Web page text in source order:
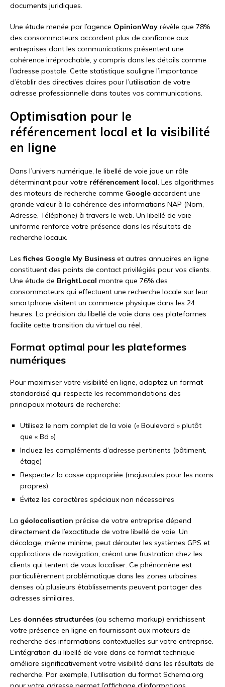
documents juridiques.
Une étude menée par l’agence OpinionWay révèle que 78%
des consommateurs accordent plus de confiance aux
entreprises dont les communications présentent une
cohérence irréprochable, y compris dans les détails comme
l’adresse postale. Cette statistique souligne l’importance
d’établir des directives claires pour l’utilisation de votre
adresse professionnelle dans toutes vos communications.
Optimisation pour le
référencement local et la visibilité
en ligne
Dans l’univers numérique, le libellé de voie joue un rôle
déterminant pour votre référencement local. Les algorithmes
des moteurs de recherche comme Google accordent une
grande valeur à la cohérence des informations NAP (Nom,
Adresse, Téléphone) à travers le web. Un libellé de voie
uniforme renforce votre présence dans les résultats de
recherche locaux.
Lesfiches Google My Business et autres annuaires en ligne
constituent des points de contact privilégiés pour vos clients.
Une étude de BrightLocal montre que 76% des
consommateurs qui effectuent une recherche locale sur leur
smartphone visitent un commerce physique dans les 24
heures. La précision du libellé de voie dans ces plateformes
facilite cette transition du virtuel au réel.
Format optimal pour les plateformes
numériques
Pour maximiser votre visibilité en ligne, adoptez un format
standardisé qui respecte les recommandations des
principaux moteurs de recherche:
Utilisez le nom complet de la voie (« Boulevard » plutôt
que « Bd »)
Incluez les compléments d’adresse pertinents (bâtiment,
étage)
Respectez la casse appropriée (majuscules pour les noms
propres)
Évitez les caractères spéciaux non nécessaires
La géolocalisation précise de votre entreprise dépend
directement de l’exactitude de votre libellé de voie. Un
décalage, même minime, peut dérouter les systèmes GPS et
applications de navigation, créant une frustration chez les
clients qui tentent de vous localiser. Ce phénomène est
particulièrement problématique dans les zones urbaines
denses où plusieurs établissements peuvent partager des
adresses similaires.
Les données structurées (ou schema markup) enrichissent
votre présence en ligne en fournissant aux moteurs de
recherche des informations contextuelles sur votre entreprise.
L’intégration du libellé de voie dans ce format technique
améliore significativement votre visibilité dans les résultats de
recherche. Par exemple, l’utilisation du format Schema.org